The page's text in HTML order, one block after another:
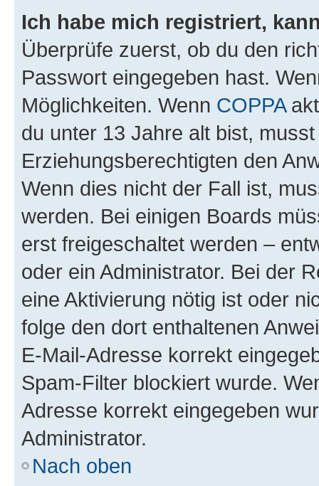
Ich habe mich registriert,
Überprüfe zuerst, ob du den
Passwort eingegeben hast.
Möglichkeiten. Wenn COPPA
du unter 13 Jahre alt bist,
Erziehungsberechtigten den
Wenn dies nicht der Fall ist,
werden. Bei einigen Boards
erst freigeschaltet werden –
oder ein Administrator. Bei der
eine Aktivierung nötig ist oder
folge den dort enthaltenen
E-Mail-Adresse korrekt
Spam-Filter blockiert wurde.
Adresse korrekt eingegeben
Administrator.
Nach oben